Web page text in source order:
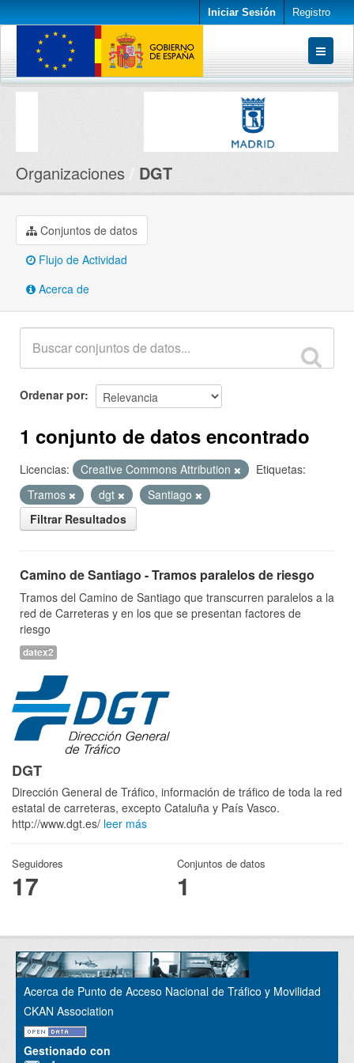
Iniciar Sesión Registro
Conjuntos de datos
Organizaciones DGT
Conjuntos de datos
Flujo de Actividad
Acerca de
Ordenar por
1 conjunto de datos encontrado
Licencias: Creative Commons Attribution
Etiquetas:
Tramos
dgt
Santiago
Filtrar Resultados
Camino de Santiago - Tramos paralelos de riesgo
Tramos del Camino de Santiago que transcurren paralelos a la
red de Carreteras y en los que se presentan factores de
riesgo
datex2
DGT
Dirección General de Tráfico, información de tráfico de toda la red
estatal de carreteras, excepto Cataluña y País Vasco.
http://www.dgt.es/ leer más
Seguidores
17
Conjuntos de datos
1
Acerca de Punto de Acceso Nacional de Tráfico y Movilidad
CKAN Association
Gestionado con